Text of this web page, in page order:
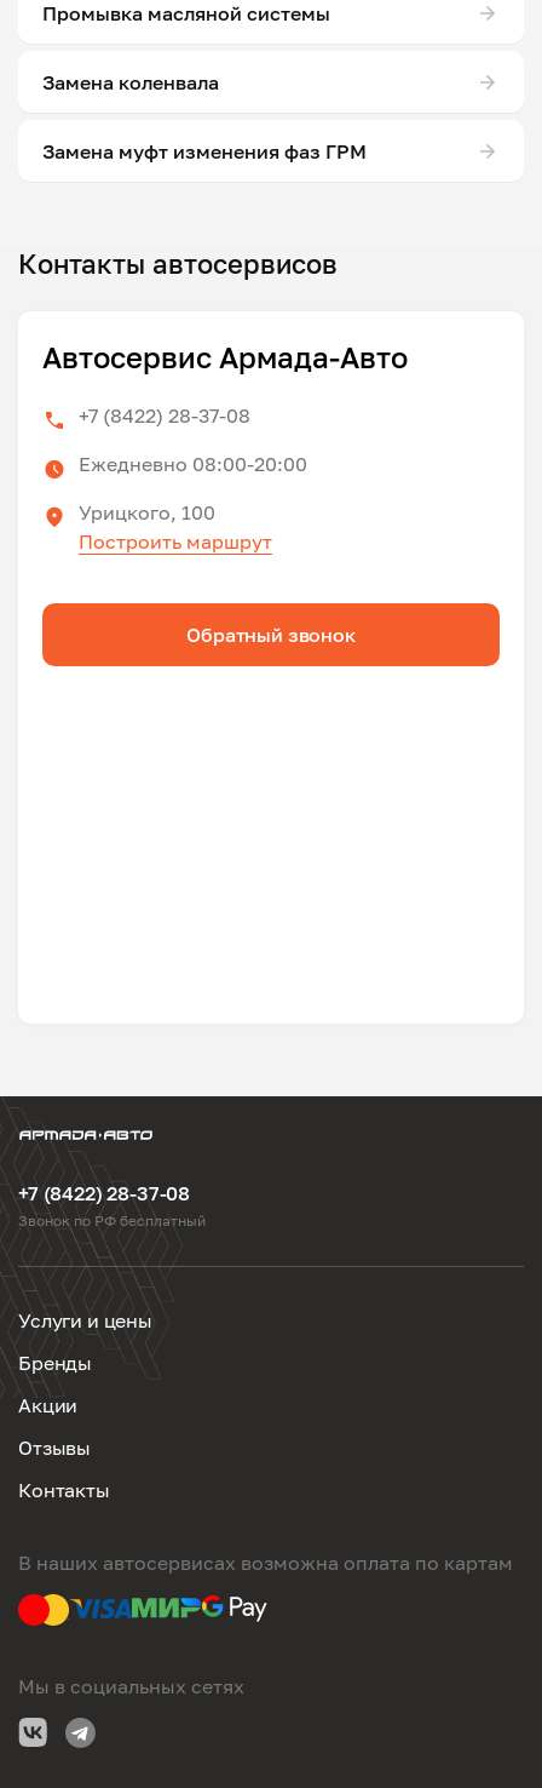
Промывка масляной системы
Замена коленвала
Замена муфт изменения фаз ГРМ
Контакты автосервисов
Автосервис Армада-Авто
+7 (8422) 28-37-08
Ежедневно 08:00-20:00
Урицкого, 100
Построить маршрут
Обратный звонок
+7 (8422) 28-37-08
Звонок по РФ бесплатный
Услуги и цены
Бренды
Акции
Отзывы
Контакты
В наших автосервисах возможна оплата по картам
Мы в социальных сетях